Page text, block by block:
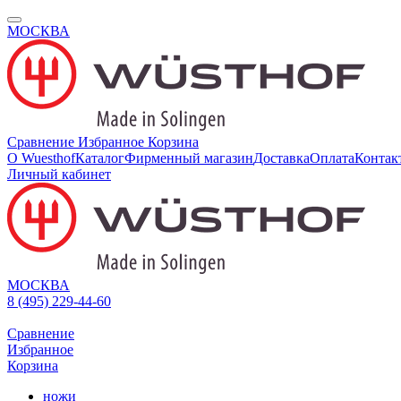
МОСКВА
Сравнение Избранное Корзина
О WuesthofКаталогФирменный магазинДоставкаОплата
Личный кабинет
МОСКВА
8 (495) 229-44-60
Сравнение
Избранное
Корзина
ножи